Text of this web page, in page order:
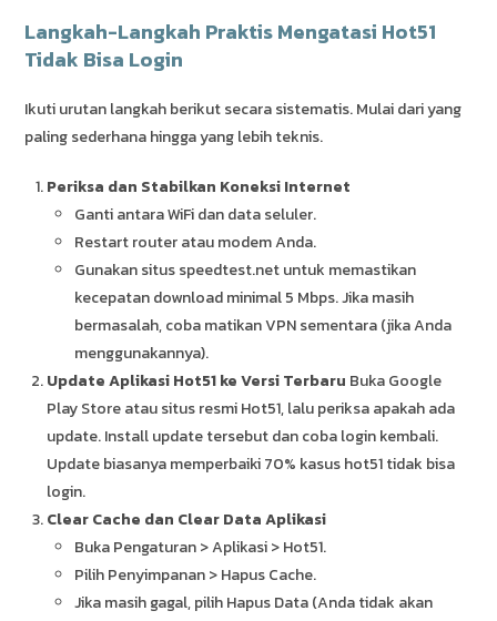
Langkah-Langkah Praktis Mengatasi Hot51
Tidak Bisa Login
Ikuti urutan langkah berikut secara sistematis. Mulai dari yang
paling sederhana hingga yang lebih teknis.
Periksa dan Stabilkan Koneksi Internet
Ganti antara WiFi dan data seluler.
Restart router atau modem Anda.
Gunakan situs speedtest.net untuk memastikan
kecepatan download minimal 5 Mbps. Jika masih
bermasalah, coba matikan VPN sementara (jika Anda
menggunakannya).
Update Aplikasi Hot51 ke Versi Terbaru Buka Google
Play Store atau situs resmi Hot51, lalu periksa apakah ada
update. Install update tersebut dan coba login kembali.
Update biasanya memperbaiki 70% kasus hot51 tidak bisa
login.
Clear Cache dan Clear Data Aplikasi
Buka Pengaturan > Aplikasi > Hot51.
Pilih Penyimpanan > Hapus Cache.
Jika masih gagal, pilih Hapus Data (Anda tidak akan